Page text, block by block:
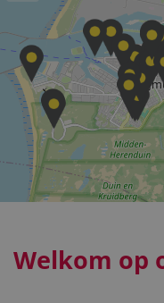
Welkom op